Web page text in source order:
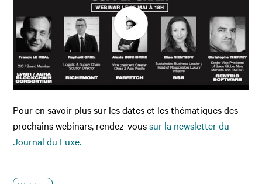
Pour en savoir plus sur les dates et les thématiques des
prochains webinars, rendez-voussur la newsletter du
Journal du Luxe.